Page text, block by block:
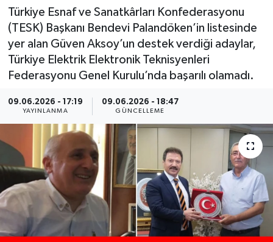
Türkiye Esnaf ve Sanatkârları Konfederasyonu
(TESK) Başkanı Bendevi Palandöken’in listesinde
yer alan Güven Aksoy’un destek verdiği adaylar,
Türkiye Elektrik Elektronik Teknisyenleri
Federasyonu Genel Kurulu’nda başarılı olamadı.
09.06.2026 - 17:19
YAYINLANMA
09.06.2026 - 18:47
GÜNCELLEME
Sağlık
Son Dakika Haberleri
Haber Arşivi